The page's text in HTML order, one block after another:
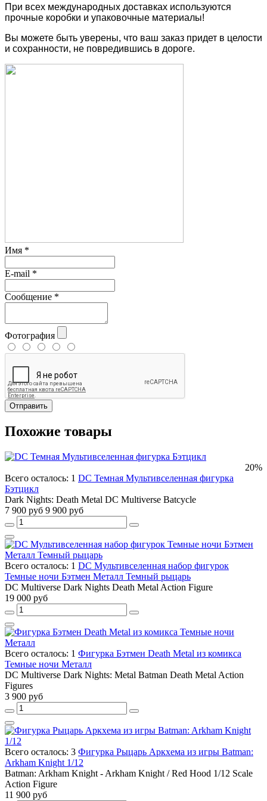
При всех международных доставках используются
прочные коробки и упаковочные материалы!
Вы можете быть уверены, что ваш заказ придет в целости
и сохранности, не повредившись в дороге.
Имя *
E-mail *
Сообщение *
Фотография
Отправить
Похожие товары
20%
Всего осталось: 1 DC Темная Мультивселенная фигурка
Бэтцикл
Dark Nights: Death Metal DC Multiverse Batcycle
7 900 руб 9 900 руб
Всего осталось: 1 DC Мультивселенная набор фигурок
Темные ночи Бэтмен Металл Темный рыцарь
DC Multiverse Dark Nights Death Metal Action Figure
19 000 руб
Всего осталось: 1 Фигурка Бэтмен Death Metal из комикса
Темные ночи Металл
DC Multiverse Dark Nights: Metal Batman Death Metal Action
Figures
3 900 руб
Всего осталось: 3 Фигурка Рыцарь Аркхема из игры Batman:
Arkham Knight 1/12
Batman: Arkham Knight - Arkham Knight / Red Hood 1/12 Scale
Action Figure
11 900 руб